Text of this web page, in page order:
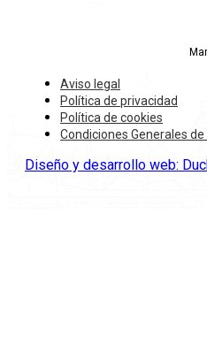
Aviso legal
Política de privacidad
Política de cookies
Condiciones Generales
Diseño y desarrollo web: